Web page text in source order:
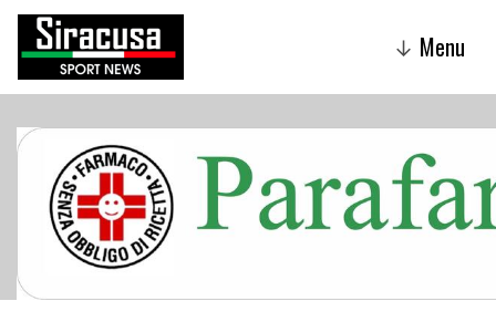
↓ Menu